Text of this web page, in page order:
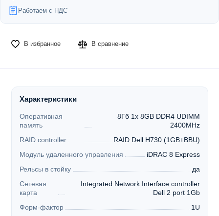
Работаем с НДС
В избранное В сравнение
Характеристики
Оперативная
память
8Гб 1x 8GB DDR4 UDIMM
2400MHz
RAID controller
RAID Dell H730 (1GB+BBU)
Модуль удаленного управления
iDRAC 8 Express
Рельсы в стойку
да
Сетевая
карта
Integrated Network Interface controller
Dell 2 port 1Gb
Форм-фактор
1U